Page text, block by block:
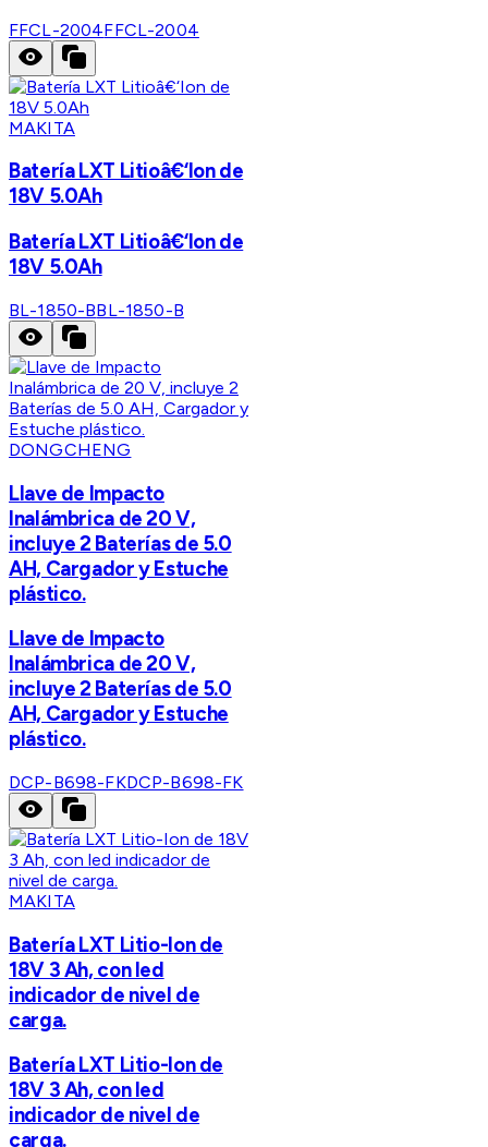
FFCL-2004FFCL-2004
MAKITA
Batería LXT Litioâ€‘Ion de
18V 5.0Ah
Batería LXT Litioâ€‘Ion de
18V 5.0Ah
BL-1850-BBL-1850-B
DONGCHENG
Llave de Impacto
Inalámbrica de 20 V,
incluye 2 Baterías de 5.0
AH, Cargador y Estuche
plástico.
Llave de Impacto
Inalámbrica de 20 V,
incluye 2 Baterías de 5.0
AH, Cargador y Estuche
plástico.
DCP-B698-FKDCP-B698-FK
MAKITA
Batería LXT Litio-Ion de
18V 3 Ah, con led
indicador de nivel de
carga.
Batería LXT Litio-Ion de
18V 3 Ah, con led
indicador de nivel de
carga.